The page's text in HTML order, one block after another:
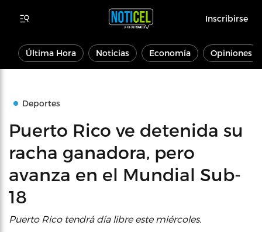
Inscribirse
Última Hora Noticias Economía Opiniones
Deportes
Puerto Rico ve detenida su
racha ganadora, pero
avanza en el Mundial Sub-
18
Puerto Rico tendrá día libre este miércoles.